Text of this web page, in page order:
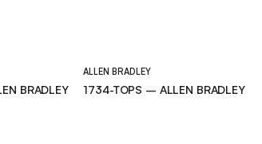
BRADLEY
ALLEN BRADLEY
1734-TOPS – ALLEN BRADLEY